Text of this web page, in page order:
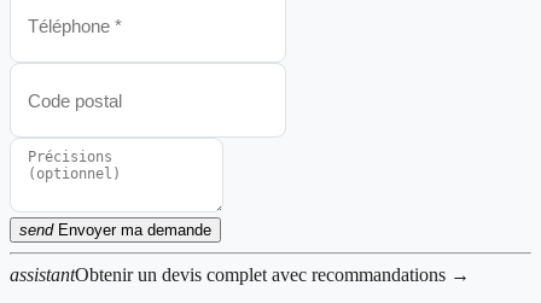
sendEnvoyer ma demande
assistantObtenir un devis complet avec recommandations →